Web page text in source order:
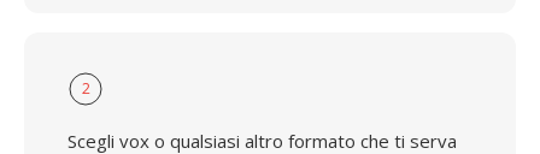
2
Scegli vox o qualsiasi altro formato che ti serva